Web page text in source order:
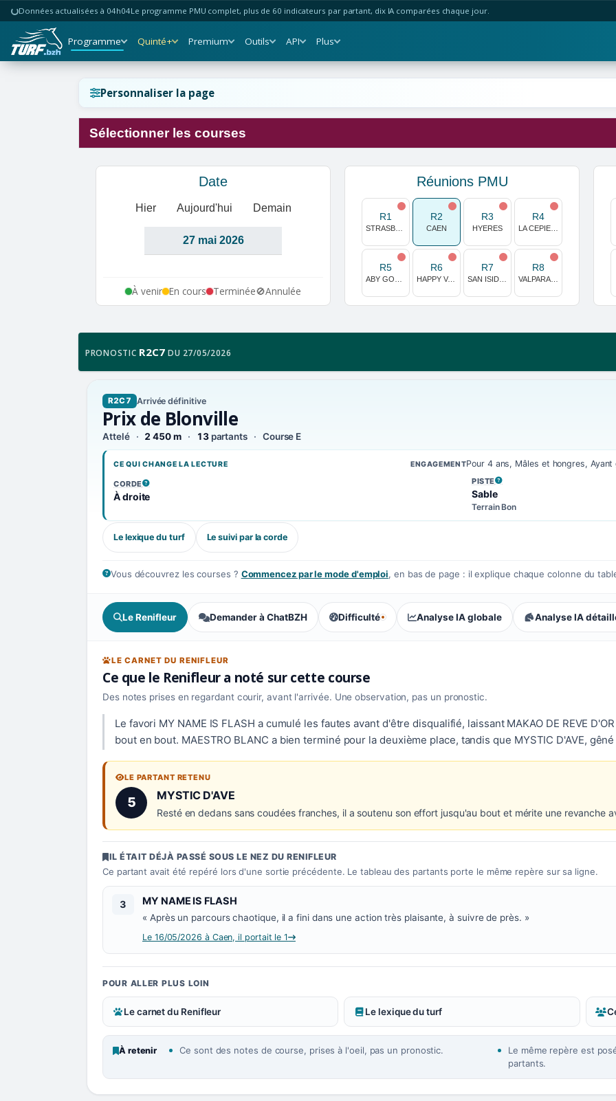
Données actualisées à 04h04Le programme PMU complet, plus de 60 indicateurs par partant, dix IA comparées chaque jour.
Programme Quinté+ Premium Outils API Plus
Personnaliser la page
Sélectionner les courses
Date
Hier Aujourd'hui Demain
À venir En cours Terminée🚫Annulée
Réunions PMU
R1 R2
CAEN
R3
HYERES
R4
R5 R6
HAPPY VALLEY
R7 R8
PRONOSTIC R2C7 DU 27/05/2026
R2C7 Arrivée définitive
Prix de Blonville
Attelé 2 450 m 13partants Course E
CE QUI CHANGE LA LECTURE ENGAGEMENTPour 4 ans, Mâles et hongres,
CORDE
, VOIR LA DÉFINITION
À droite
PISTE
, VOIR LA DÉFINITION
Sable
Terrain Bon
Le lexique du turf Le suivi par la corde
Vous découvrez les courses ? Commencez par le mode d'emploi, en bas de page : il explique chaque colonne du
Le Renifleur Demander à ChatBZH Difficulté
, tendance des parieurs : Équilibrée
Analyse IA globale Analyse IA
LE CARNET DU RENIFLEUR
Ce que le Renifleur a noté sur cette course
Des notes prises en regardant courir, avant l'arrivée. Une observation, pas un pronostic.
Le favori MY NAME IS FLASH a cumulé les fautes avant d'être disqualifié, laissant MAKAO DE REVE
bout en bout. MAESTRO BLANC a bien terminé pour la deuxième place, tandis que MYSTIC D'AVE,
LE PARTANT RETENU
5 Numéro 5 :
MYSTIC D'AVE
Resté en dedans sans coudées franches, il a soutenu son effort jusqu'au bout et mérite une revanche
IL ÉTAIT DÉJÀ PASSÉ SOUS LE NEZ DU RENIFLEUR
Ce partant avait été repéré lors d'une sortie précédente. Le tableau des partants porte le même repère sur sa ligne.
3 Numéro 3 :
MY NAME IS FLASH
« Après un parcours chaotique, il a fini dans une action très plaisante, à suivre de près. »
Le 16/05/2026 à Caen, il portait le 1
POUR ALLER PLUS LOIN
Le carnet du Renifleur Le lexique du turf
À retenir Ce sont des notes de course, prises à l'oeil, pas un pronostic.
Le même repère est
partants.
Réinitialiser l'affichage ?
Annuler